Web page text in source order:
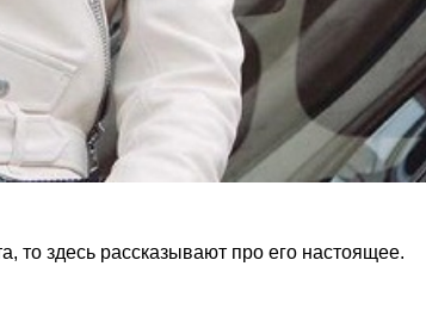
то здесь рассказывают про его настоящее.